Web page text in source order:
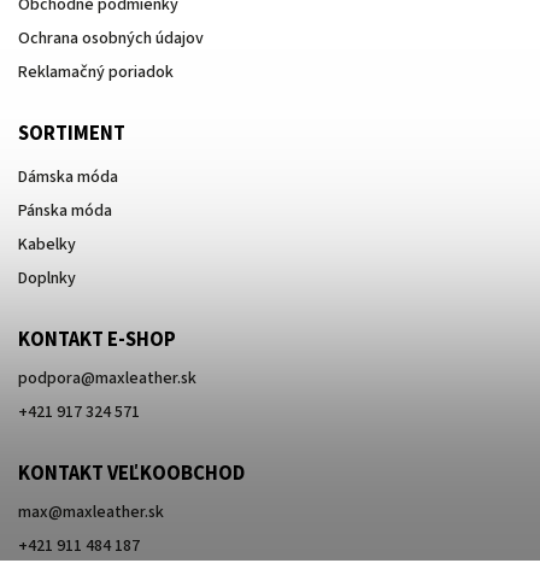
Ochrana osobných údajov
Reklamačný poriadok
SORTIMENT
Dámska móda
Pánska móda
Kabelky
Doplnky
KONTAKT E-SHOP
podpora@maxleather.sk
+421 917 324 571
KONTAKT VEĽKOOBCHOD
max@maxleather.sk
+421 911 484 187